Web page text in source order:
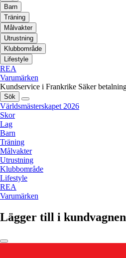
Barn
Träning
Målvakter
Utrustning
Klubbområde
Lifestyle
REA
Varumärken
Kundservice i Frankrike Säker
Sök
Världsmästerskapet 2026
Skor
Lag
Barn
Träning
Målvakter
Utrustning
Klubbområde
Lifestyle
REA
Varumärken
Lägger till i